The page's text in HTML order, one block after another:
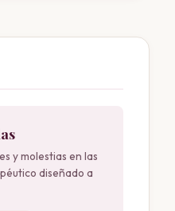
y molestias en las
diseñado a